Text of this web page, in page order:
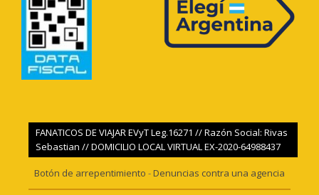
FANATICOS DE VIAJAR EVyT Leg.16271 // Razón Social: Rivas
Sebastian // DOMICILIO LOCAL VIRTUAL EX-2020-64988437
Botón de arrepentimiento -Denuncias contra una agencia